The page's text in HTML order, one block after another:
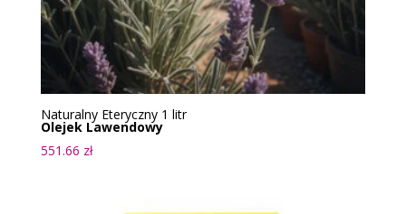
Naturalny Eteryczny 1 litr
Olejek Lawendowy
551.66 zł